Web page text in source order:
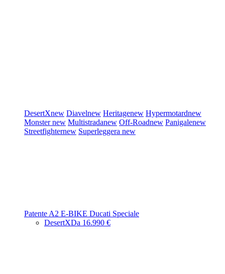
DesertXnew Diavelnew Heritagenew Hypermotardnew
Monsternew Multistradanew Off-Roadnew Panigalenew
Streetfighternew Superleggera new
Patente A2 E-BIKE Ducati Speciale
DesertXDa 16.990 €